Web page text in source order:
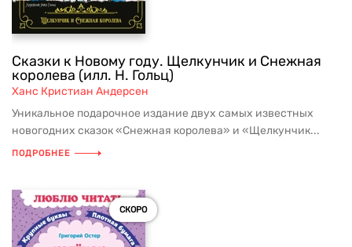
Сказки к Новому году. Щелкунчик и Снежная
королева (илл. Н. Гольц)
Ханс Кристиан Андерсен
Уникальное подарочное издание двух самых известных
новогодних сказок «Снежная королева» и «Щелкунчик...
ПОДРОБНЕЕ
СКОРО